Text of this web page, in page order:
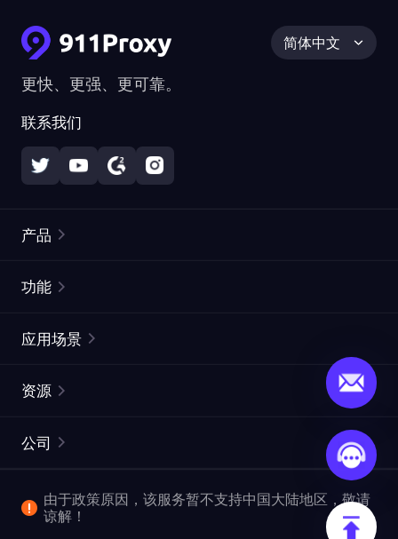
更快、更强、更可靠。
联系我们
简体中文
产品
静态住宅代理
网页抓取 API
视频下载 API
功能
ISP代理
ProxySite
应用场景
市场研究
爬行和索引
资源
常见问题解答
位置
公司
企业服务
由于政策原因，该服务暂不支持中国大陆地区，敬请
谅解！